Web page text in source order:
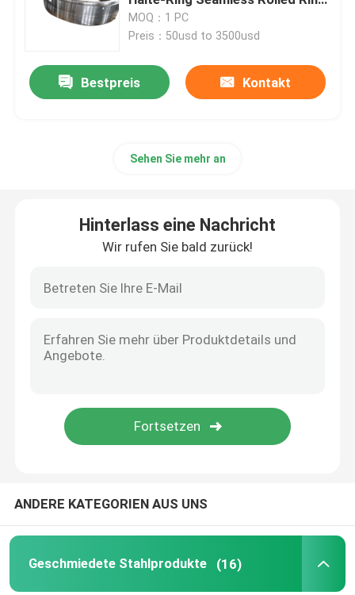
Geschmiedete Stahlringe
Geschmiedeter Stahlblock
Stahlfreie räume
Polier- Stahl-Rod
Blankstahl Rod
Dampf-Turbinenschaufeln
Forging
MOQ：1 PC
Preis：50usd to 3500usd
Bestpreis Kontakt
Sehen Sie mehr an
Hinterlass eine Nachricht
Wir rufen Sie bald zurück!
ANDERE KATEGORIEN AUS UNS
Geschmiedete Stahlprodukte (16)